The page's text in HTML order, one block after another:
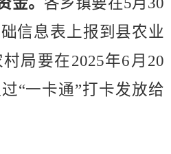
信息表上报到县农业
局要在2025年6月 20
“一卡通”打卡发放给